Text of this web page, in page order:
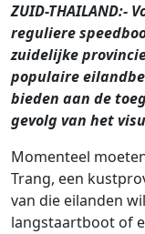
ZUID-THAILAND:-
reguliere
zuidelijke
populaire
bieden aan de
gevolg van het
Momenteel
Trang, een
van die eilanden
langstaartboot of